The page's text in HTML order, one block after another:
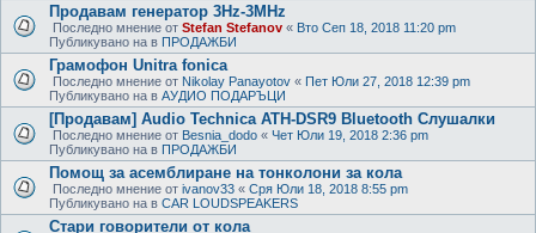
Продавам генератор 3Hz-3MHz
Последно мнение от Stefan Stefanov « Вто Сеп 18, 2018 11:20 pm
Публикувано на в ПРОДАЖБИ
Грамофон Unitra fonica
Последно мнение от Nikolay Panayotov « Пет Юли 27, 2018 12:39 pm
Публикувано на в АУДИО ПОДАРЪЦИ
[Продавам] Audio Technica ATH-DSR9 Bluetooth Слушалки
Последно мнение от Besnia_dodo « Чет Юли 19, 2018 2:36 pm
Публикувано на в ПРОДАЖБИ
Помощ за асемблиране на тонколони за кола
Последно мнение от ivanov33 « Сря Юли 18, 2018 8:55 pm
Публикувано на в CAR LOUDSPEAKERS
Стари говорители от кола